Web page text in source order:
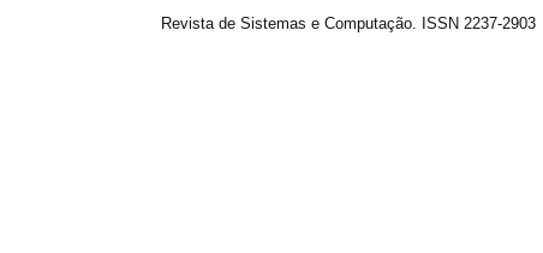
Revista de Sistemas e Computação. ISSN 2237-2903